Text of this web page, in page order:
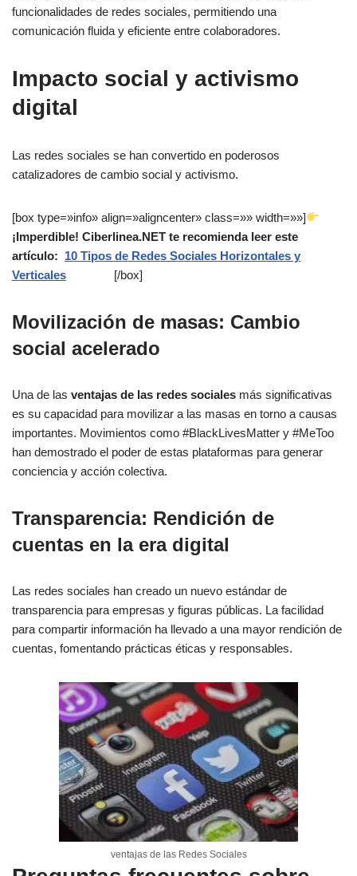
funcionalidades de redes sociales, permitiendo una
comunicación fluida y eficiente entre colaboradores.
Impacto social y activismo
digital
Las redes sociales se han convertido en poderosos
catalizadores de cambio social y activismo.
[box type=»info» align=»aligncenter» class=»» width=»»]
¡Imperdible! Ciberlinea.NET te recomienda leer este
artículo: 10 Tipos de Redes Sociales Horizontales y
Verticales
[/box]
Movilización de masas: Cambio
social acelerado
Una de las ventajas de las redes sociales más significativas
es su capacidad para movilizar a las masas en torno a causas
importantes. Movimientos como #BlackLivesMatter y #MeToo
han demostrado el poder de estas plataformas para generar
conciencia y acción colectiva.
Transparencia: Rendición de
cuentas en la era digital
Las redes sociales han creado un nuevo estándar de
transparencia para empresas y figuras públicas. La facilidad
para compartir información ha llevado a una mayor rendición de
cuentas, fomentando prácticas éticas y responsables.
ventajas de las Redes Sociales